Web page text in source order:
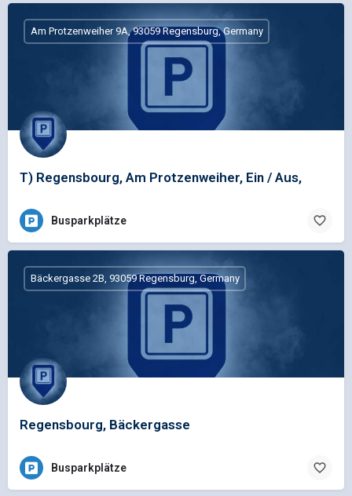
T) Regensbourg, Am Protzenweiher, Ein / Aus,
Am Protzenweiher 9A, 93059 Regensburg, Germany
Busparkplätze
Regensbourg, Bäckergasse
Bäckergasse 2B, 93059 Regensburg, Germany
Busparkplätze